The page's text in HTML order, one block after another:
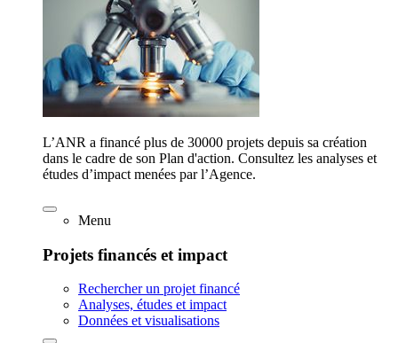
L’ANR a financé plus de 30000 projets depuis sa création
dans le cadre de son Plan d'action. Consultez les analyses et
études d’impact menées par l’Agence.
Menu
Projets financés et impact
Rechercher un projet financé
Analyses, études et impact
Données et visualisations